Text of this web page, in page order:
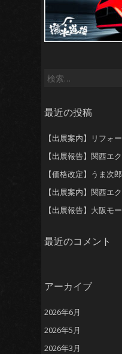
検
最近の投稿
【出展案内】リフォ
【出展報告】関西エ
【価格改定】うま次
【出展案内】関西エ
【出展報告】大阪モ
最近のコメント
アーカイブ
2026年6月
2026年5月
2026年3月